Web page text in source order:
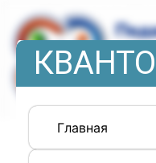
Главная